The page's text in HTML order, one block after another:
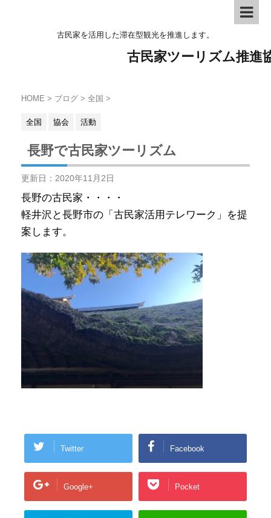
古民家を活用した滞在型観光を推進します。
古民家ツーリズム推進
HOME > ブログ > 全国 >
全国 協会 活動
長野で古民家ツーリズム
更新日： 2020年11月2日
長野の古民家・・・・
軽井沢と長野市の「古民家活用テレワーク」を提
案します。
Twitter Facebook
Google+ Pocket